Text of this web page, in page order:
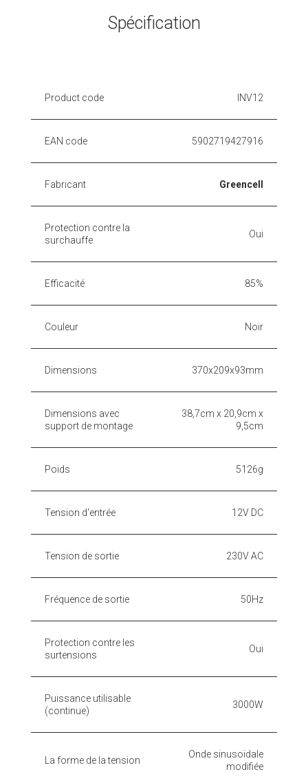
Spécification
Product code INV12
EAN code 5902719427916
Fabricant Greencell
Protection contre la
surchauffe
Oui
Efficacité 85%
Couleur Noir
Dimensions 370x209x93mm
Dimensions avec
support de montage
38,7cm x 20,9cm x
9,5cm
Poids 5126g
Tension d'entrée 12V DC
Tension de sortie 230V AC
Fréquence de sortie 50Hz
Protection contre les
surtensions
Oui
Puissance utilisable
(continue)
3000W
La forme de la tension
Onde sinusoïdale
modifiée